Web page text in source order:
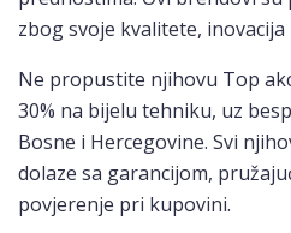
zbog svoje kvalitete,
Ne propustite njihovu Top
30% na bijelu tehniku, uz
Bosne i Hercegovine. Svi
dolaze sa garancijom,
povjerenje pri kupovini.